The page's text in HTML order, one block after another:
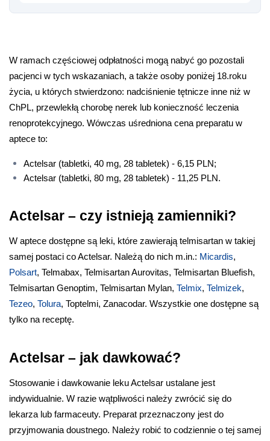
W ramach częściowej odpłatności mogą nabyć go pozostali
pacjenci w tych wskazaniach, a także osoby poniżej 18.roku
życia, u których stwierdzono: nadciśnienie tętnicze inne niż w
ChPL, przewlekłą chorobę nerek lub konieczność leczenia
renoprotekcyjnego. Wówczas uśredniona cena preparatu w
aptece to:
Actelsar (tabletki, 40 mg, 28 tabletek) - 6,15 PLN;
Actelsar (tabletki, 80 mg, 28 tabletek) - 11,25 PLN.
Actelsar – czy istnieją zamienniki?
W aptece dostępne są leki, które zawierają telmisartan w takiej
samej postaci co Actelsar. Należą do nich m.in.: Micardis
Polsart, Telmabax, Telmisartan Aurovitas, Telmisartan Bluefish,
Telmisartan Genoptim, Telmisartan Mylan, Telmix, Telmizek
Tezeo, Tolura, Toptelmi, Zanacodar. Wszystkie one dostępne są
tylko na receptę.
Actelsar – jak dawkować?
Stosowanie i dawkowanie leku Actelsar ustalane jest
indywidualnie. W razie wątpliwości należy zwrócić się do
lekarza lub farmaceuty. Preparat przeznaczony jest do
przyjmowania doustnego. Należy robić to codziennie o tej samej